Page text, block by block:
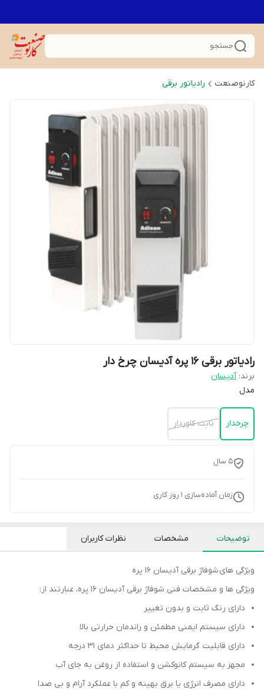
جستجو
کارنوصنعت رادیاتور برقی
رادیاتور برقی 16 پره آدیسان چرخ دار
برند: آدیسان
مدل
چرخدار ثابت کاوردار
5 سال
زمان آماده‌سازی 1 روز کاری
توضیحات مشخصات نظرات کاربران
ویژگی های شوفاژ برقی آدیسان 16 پره
ویژگی ها و مشخصات فنی شوفاژ برقی آدیسان 16 پره، عبارتند از:
دارای رنگ ثابت و بدون تغییر
دارای سیستم ایمنی مطمئن و راندمان حرارتی بالا
دارای قابلیت گرمایش محیط تا حداکثر دمای 31 درجه
مجهز به سیستم کانوکشن و استفاده از روغن به جای آب
دارای مصرف انرژی یا برق بهینه و کم با عملکرد آرام و بی صدا